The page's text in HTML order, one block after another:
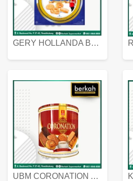
GERY HOLLANDA BUTTER COOKIES 450 GRAM
UBM CORONATION ASSORTED BISKUIT KALENG 450 GRAM